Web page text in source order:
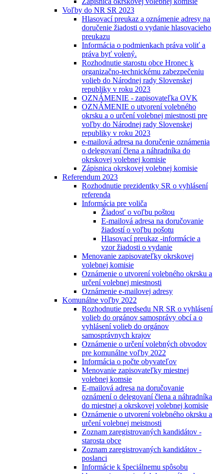
Voľby do NR SR 2023
Hlasovací preukaz a oznámenie adresy na
doručenie žiadosti o vydanie hlasovacieho
preukazu
Informácia o podmienkach práva voliť a
práva byť volený.
Rozhodnutie starostu obce Hronec k
organizačno-technickému zabezpečeniu
volieb do Národnej rady Slovenskej
republiky v roku 2023
OZNÁMENIE - zapisovateľka OVK
OZNÁMENIE o utvorení volebného
okrsku a o určení volebnej miestnosti pre
voľby do Národnej rady Slovenskej
republiky v roku 2023
e-mailová adresa na doručenie oznámenia
o delegovaní člena a náhradníka do
okrskovej volebnej komisie
Zápisnica okrskovej volebnej komisie
Referendum 2023
Rozhodnutie prezidentky SR o vyhlásení
referenda
Informácia pre voliča
Žiadosť o voľbu poštou
E-mailová adresa na doručovanie
žiadostí o voľbu pošotu
Hlasovací preukaz -informácie a
vzor žiadosti o vydanie
Menovanie zapisovateľky okrskovej
volebnej komisie
Oznámenie o utvorení volebného okrsku a
určení volebnej miestnosti
Oznámenie e-mailovej adresy
Komunálne voľby 2022
Rozhodnutie predsedu NR SR o vyhlásení
volieb do orgánov samosprávy obcí a o
vyhlásení volieb do orgánov
samosprávnych krajov
Oznámenie o určení volebných obvodov
pre komunálne voľby 2022
Informácia o počte obyvateľov
Menovanie zapisovateľky miestnej
volebnej komsie
E-mailová adresa na doručovanie
oznámení o delegovaní člena a náhradníka
do miestnej a okrskovej volebnej komisie
Oznámenie o utvorení volebného okrsku a
určení volebnej meistnosti
Zoznam zaregistrovaných kandidátov -
starosta obce
Zoznam zaregistrovaných kandidátov -
poslanci
Informácie k špeciálnemu spôsobu